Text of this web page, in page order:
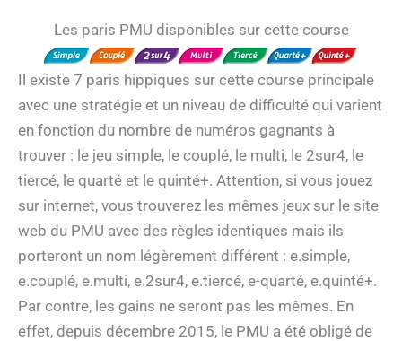
Les paris PMU disponibles sur cette course
Il existe 7 paris hippiques sur cette course principale
avec une stratégie et un niveau de difficulté qui varient
en fonction du nombre de numéros gagnants à
trouver : le jeu simple, le couplé, le multi, le 2sur4, le
tiercé, le quarté et le quinté+. Attention, si vous jouez
sur internet, vous trouverez les mêmes jeux sur le site
web du PMU avec des règles identiques mais ils
porteront un nom légèrement différent : e.simple,
e.couplé, e.multi, e.2sur4, e.tiercé, e-quarté, e.quinté+.
Par contre, les gains ne seront pas les mêmes. En
effet, depuis décembre 2015, le PMU a été obligé de